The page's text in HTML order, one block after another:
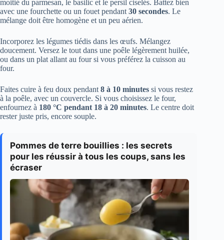
moitié du parmesan, le basilic et le persil ciselés. Battez bien
avec une fourchette ou un fouet pendant 30 secondes. Le
mélange doit être homogène et un peu aérien.
Incorporez les légumes tiédis dans les œufs. Mélangez
doucement. Versez le tout dans une poêle légèrement huilée,
ou dans un plat allant au four si vous préférez la cuisson au
four.
Faites cuire à feu doux pendant 8 à 10 minutes si vous restez
à la poêle, avec un couvercle. Si vous choisissez le four,
enfournez à 180 °C pendant 18 à 20 minutes. Le centre doit
rester juste pris, encore souple.
Pommes de terre bouillies : les secrets
pour les réussir à tous les coups, sans les
écraser